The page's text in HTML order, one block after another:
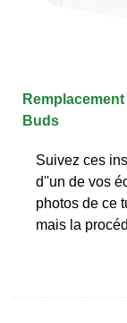
Buds
Suivez ces
d''un de vos
photos de ce
mais la